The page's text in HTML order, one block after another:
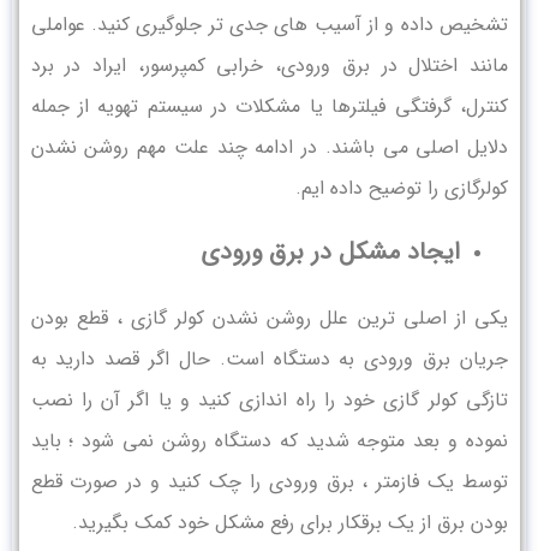
تشخیص داده و از آسیب ‌های جدی ‌تر جلوگیری کنید. عواملی
مانند اختلال در برق ورودی، خرابی کمپرسور، ایراد در برد
کنترل، گرفتگی فیلترها یا مشکلات در سیستم تهویه از جمله
دلایل اصلی می باشند. در ادامه چند علت مهم روشن نشدن
کولرگازی را توضیح داده ‌ایم.
ایجاد مشکل در برق ورودی
یکی از اصلی ترین علل روشن نشدن کولر گازی ، قطع بودن
جریان برق ورودی به دستگاه است. حال اگر قصد دارید به
تازگی کولر گازی خود را راه اندازی کنید و یا اگر آن را نصب
نموده و بعد متوجه شدید که دستگاه روشن نمی شود ؛ باید
توسط یک فازمتر ، برق ورودی را چک کنید و در صورت قطع
بودن برق از یک برقکار برای رفع مشکل خود کمک بگیرید.